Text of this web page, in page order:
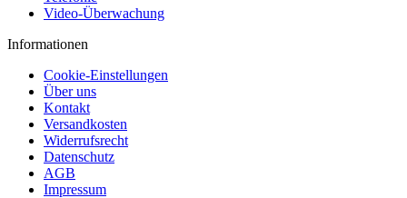
Video-Überwachung
Informationen
Cookie-Einstellungen
Über uns
Kontakt
Versandkosten
Widerrufsrecht
Datenschutz
AGB
Impressum